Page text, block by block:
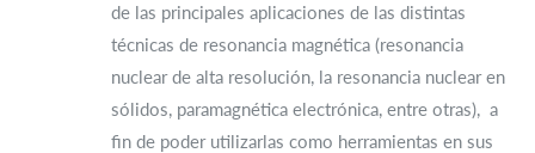
de las principales aplicaciones de las distintas
técnicas de resonancia magnética (resonancia
nuclear de alta resolución, la resonancia nuclear en
sólidos, paramagnética electrónica, entre otras), a
fin de poder utilizarlas como herramientas en sus